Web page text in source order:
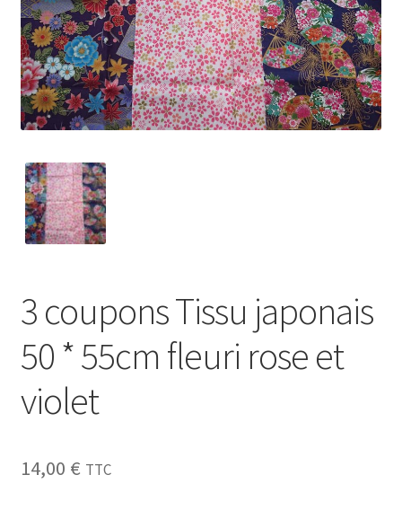
Panier
My Account
Wishlist
Panier
Plan du site
Track your order
#6710 (pas de titre)
Qui suis je ?
3 coupons Tissu japonais
50 * 55cm fleuri rose et
violet
14,00 € TTC